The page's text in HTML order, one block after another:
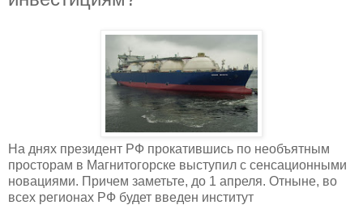
На днях президент РФ прокатившись по необъятным
просторам в Магнитогорске выступил с сенсационными
новациями. Причем заметьте, до 1 апреля. Отныне, во
всех регионах РФ будет введен институт